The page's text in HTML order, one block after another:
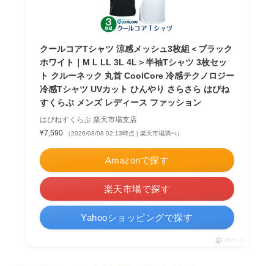
クールコアTシャツ 涼感メッシュ3枚組＜ブラック
ホワイト｜M L LL 3L 4L＞半袖Tシャツ 3枚セッ
ト クルーネック 丸首 CoolCore 冷感テクノロジー
冷感Tシャツ UVカット ひんやり さらさら はぴね
すくらぶ メンズ レディース ファッション
はぴねすくらぶ 楽天市場支店
¥7,590
（2026/08/08 02:13時点 | 楽天市場調べ）
Amazonで探す
楽天市場で探す
Yahooショッピングで探す
ポチップ